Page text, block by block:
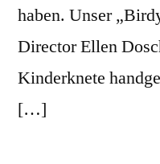
haben. Unser
Director Ellen
Kinderknete
[…]